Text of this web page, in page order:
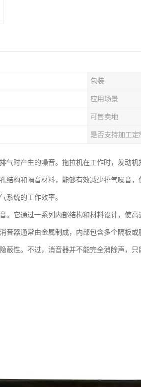
包装
应用场景
可售卖地
是否支持加工定
气时产生的噪音。拖拉机在工作时，发动
结构和隔音材料，能够有效减少排气噪音
系统的工作效率。
。它通过一系列内部结构和材料设计，使
音器通常由金属制成，内部包含多个隔板
蔽性。不过，消音器并不能完全消除声，只